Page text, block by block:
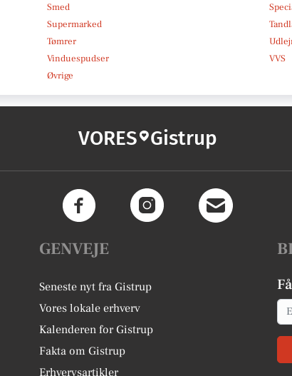
Smed
Supermarked
Tømrer
Vinduespudser
VVS
Øvrige
VORES Gistrup
GENVEJE
Seneste nyt fra Gistrup
Vores lokale erhverv
Kalenderen for Gistrup
Fakta om Gistrup
Erhvervsartikler